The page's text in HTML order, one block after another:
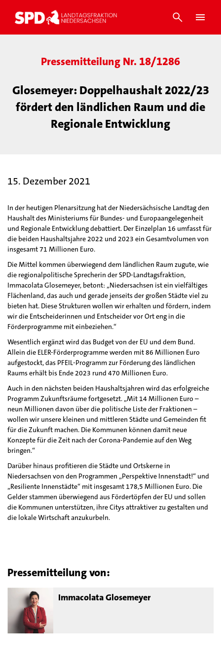
Pressemitteilung Nr. 18/1286
Glosemeyer: Doppelhaushalt 2022/23
fördert den ländlichen Raum und die
Regionale Entwicklung
15. Dezember 2021
In der heutigen Plenarsitzung hat der Niedersächsische Landtag den
Haushalt des Ministeriums für Bundes- und Europaangelegenheit
und Regionale Entwicklung debattiert. Der Einzelplan 16 umfasst für
die beiden Haushaltsjahre 2022 und 2023 ein Gesamtvolumen von
insgesamt 71 Millionen Euro.
Die Mittel kommen überwiegend dem ländlichen Raum zugute, wie
die regionalpolitische Sprecherin der SPD-Landtagsfraktion,
Immacolata Glosemeyer, betont: „Niedersachsen ist ein vielfältiges
Flächenland, das auch und gerade jenseits der großen Städte viel zu
bieten hat. Diese Strukturen wollen wir erhalten und fördern, indem
wir die Entscheiderinnen und Entscheider vor Ort eng in die
Förderprogramme mit einbeziehen.“
Wesentlich ergänzt wird das Budget von der EU und dem Bund.
Allein die ELER-Förderprogramme werden mit 86 Millionen Euro
aufgestockt, das PFEIL-Programm zur Förderung des ländlichen
Raums erhält bis Ende 2023 rund 470 Millionen Euro.
Auch in den nächsten beiden Haushaltsjahren wird das erfolgreiche
Programm Zukunftsräume fortgesetzt. „Mit 14 Millionen Euro –
neun Millionen davon über die politische Liste der Fraktionen –
wollen wir unsere kleinen und mittleren Städte und Gemeinden fit
für die Zukunft machen. Die Kommunen können damit neue
Konzepte für die Zeit nach der Corona-Pandemie auf den Weg
bringen.“
Darüber hinaus profitieren die Städte und Ortskerne in
Niedersachsen von den Programmen „Perspektive Innenstadt!“ und
„Resiliente Innenstädte“ mit insgesamt 178,5 Millionen Euro. Die
Gelder stammen überwiegend aus Fördertöpfen der EU und sollen
die Kommunen unterstützen, ihre Citys attraktiver zu gestalten und
die lokale Wirtschaft anzukurbeln.
Pressemitteilung von:
Immacolata Glosemeyer